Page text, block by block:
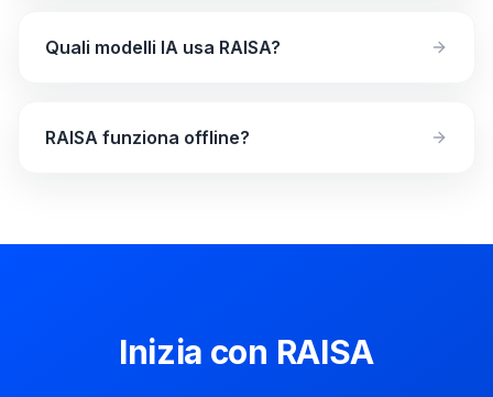
Quali modelli IA usa RAISA?
RAISA funziona offline?
Inizia con RAISA